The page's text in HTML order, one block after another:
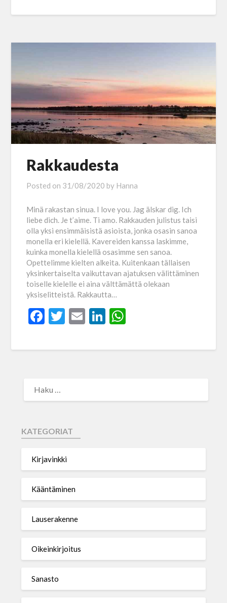
Rakkaudesta
Posted on 31/08/2020 by Hanna
Minä rakastan sinua. I love you. Jag älskar dig. Ich
liebe dich. Je t’aime. Ti amo. Rakkauden julistus taisi
olla yksi ensimmäisistä asioista, jonka osasin sanoa
monella eri kielellä. Kavereiden kanssa laskimme,
kuinka monella kielellä osasimme sen sanoa.
Opettelimme kielten alkeita. Kuitenkaan tällaisen
yksinkertaiselta vaikuttavan ajatuksen välittäminen
toiselle kielelle ei aina välttämättä olekaan
yksiselitteistä. Rakkautta…
Facebook
Twitter
EmailLinkedIn
KATEGORIAT
Kirjavinkki
Kääntäminen
Lauserakenne
Oikeinkirjoitus
Sanasto